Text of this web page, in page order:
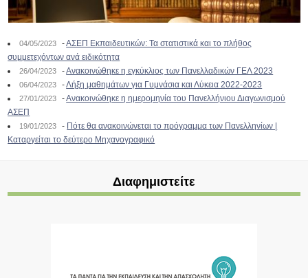
04/05/2023 -ΑΣΕΠ Εκπαιδευτικών: Τα στατιστικά και το πλήθος
συμμετεχόντων ανά ειδικότητα
26/04/2023 -Ανακοινώθηκε η εγκύκλιος των Πανελλαδικών ΓΕΛ 2023
06/04/2023 -Λήξη μαθημάτων για Γυμνάσια και Λύκεια 2022-2023
27/01/2023 -Ανακοινώθηκε η ημερομηνία του Πανελλήνιου Διαγωνισμού
ΑΣΕΠ
19/01/2023 - Πότε θα ανακοινώνεται το πρόγραμμα των Πανελληνίων |
Καταργείται το δεύτερο Μηχανογραφικό
Διαφημιστείτε